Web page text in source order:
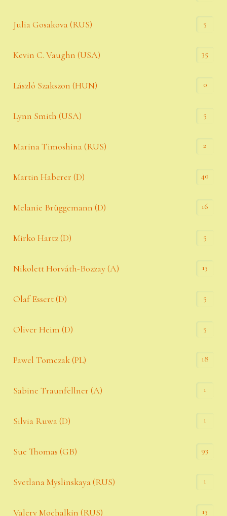
Julia Gosakova (RUS) 5
Kevin C. Vaughn (USA) 35
László Szakszon (HUN) 0
Lynn Smith (USA) 5
Marina Timoshina (RUS) 2
Martin Haberer (D) 40
Melanie Brüggemann (D) 16
Mirko Hartz (D) 5
Nikolett Horváth-Bozzay (A) 13
Olaf Essert (D) 5
Oliver Heim (D) 5
Pawel Tomczak (PL) 18
Sabine Traunfellner (A) 1
Silvia Ruwa (D) 1
Sue Thomas (GB) 93
Svetlana Myslinskaya (RUS) 1
Valery Mochalkin (RUS) 13